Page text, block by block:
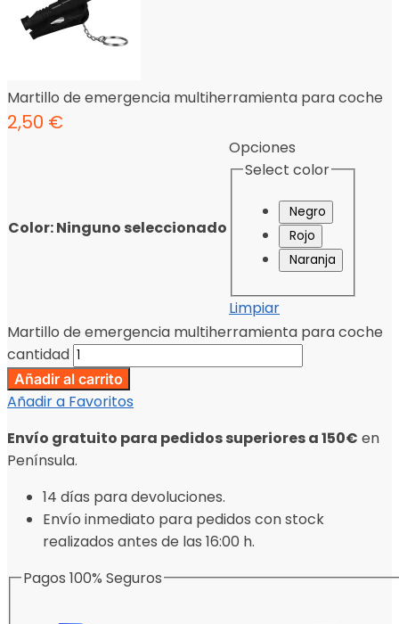
Martillo de emergencia multiherramienta para coche
2,50 €
Color:Ninguno seleccionado
Opciones
Select color
Negro
Rojo
Naranja
Limpiar
Martillo de emergencia multiherramienta para coche
cantidad
Añadir al carrito
Añadir a Favoritos
Envío gratuito para pedidos superiores a 150€ en
Península.
14 días para devoluciones.
Envío inmediato para pedidos con stock
realizados antes de las 16:00 h.
Pagos 100% Seguros